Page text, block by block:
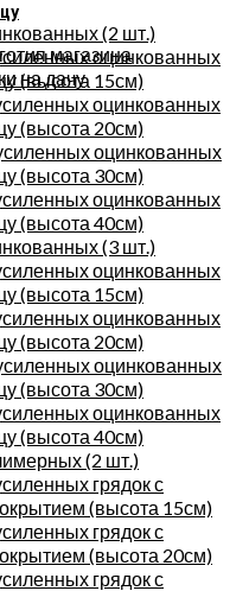
(2 шт.)
оцинкованных
(высота 15см)
оцинкованных
(высота 20см)
оцинкованных
(высота 30см)
оцинкованных
(высота 40см)
(3 шт.)
оцинкованных
(высота 15см)
оцинкованных
(высота 20см)
оцинкованных
(высота 30см)
оцинкованных
(высота 40см)
(2 шт.)
грядок с
(высота 15см)
грядок с
(высота 20см)
грядок с